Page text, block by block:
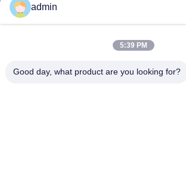
Nero@enlaibio.com
admin
5:39 PM
Good day, what product are you looking for?